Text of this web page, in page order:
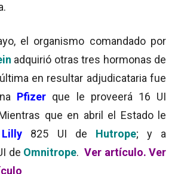
el organismo comandado por
adquirió otras tres hormonas de
en resultar adjudicataria fue
Pfizer que le proveerá 16 UI
que en abril el Estado le
825 UI de Hutrope; y a
de Omnitrope. Ver artículo. Ver